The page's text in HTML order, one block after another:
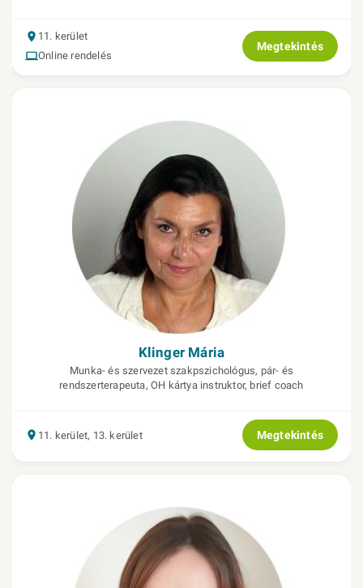
11. kerület
Online rendelés
Megtekintés
Klinger Mária
Munka- és szervezet szakpszichológus, pár- és
rendszerterapeuta, OH kártya instruktor, brief coach
11. kerület, 13. kerület Megtekintés